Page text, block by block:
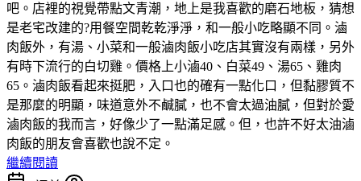
吧。店裡的視覺帶點文青潮，地上是我喜歡的磨石地板，猜想
是老宅改建的?用餐空間乾乾淨淨，和一般小吃略顯不同。滷
肉飯外，有湯、小菜和一般滷肉飯小吃店其實沒有兩樣，另外
有時下流行的白切雞。價格上小滷40、白菜49、湯65、雞肉
65。滷肉飯看起來挺肥，入口也的確有一點化口，但黏膠質不
是那麼的明顯，味道意外不鹹膩，也不會太過油膩，但對於愛
滷肉飯的我而言，好像少了一點滿足感。但，也許不好太油滷
肉飯的朋友會喜歡也說不定。
繼續閱讀